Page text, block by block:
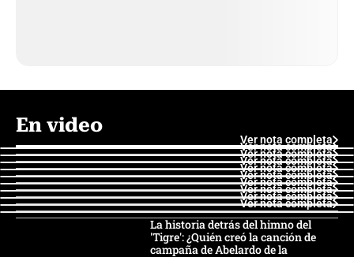
En video
Ver nota completa
Ver nota completa
Ver nota completa
Ver nota completa
Ver nota completa
Ver nota completa
Ver nota completa
Ver nota completa
Ver nota completa
Ver nota completa
La historia detrás del himno del
'Tigre': ¿Quién creó la canción de
campaña de Abelardo de la